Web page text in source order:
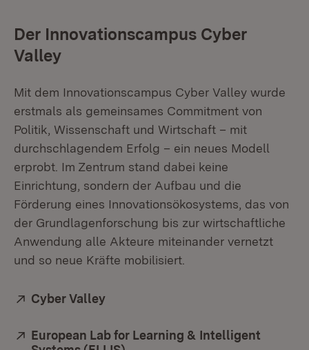
Der Innovationscampus Cyber
Valley
Mit dem Innovationscampus Cyber Valley wurde
erstmals als gemeinsames Commitment von
Politik, Wissenschaft und Wirtschaft – mit
durchschlagendem Erfolg – ein neues Modell
erprobt. Im Zentrum stand dabei keine
Einrichtung, sondern der Aufbau und die
Förderung eines Innovationsökosystems, das von
der Grundlagenforschung bis zur wirtschaftliche
Anwendung alle Akteure miteinander vernetzt
und so neue Kräfte mobilisiert.
Extern:
Cyber Valley
Extern:
European Lab for Learning & Intelligent